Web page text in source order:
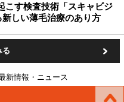
こす検査技術「スキャビジ
しい薄毛治療のあり方
る
新情報・ニュース